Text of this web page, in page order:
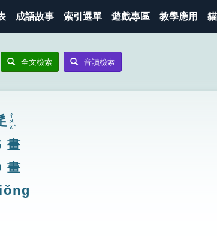
成語故事 索引選單 遊戲專區 教學應用
全文檢索 音讀檢索
ㄔㄨㄛˋ
畫
畫